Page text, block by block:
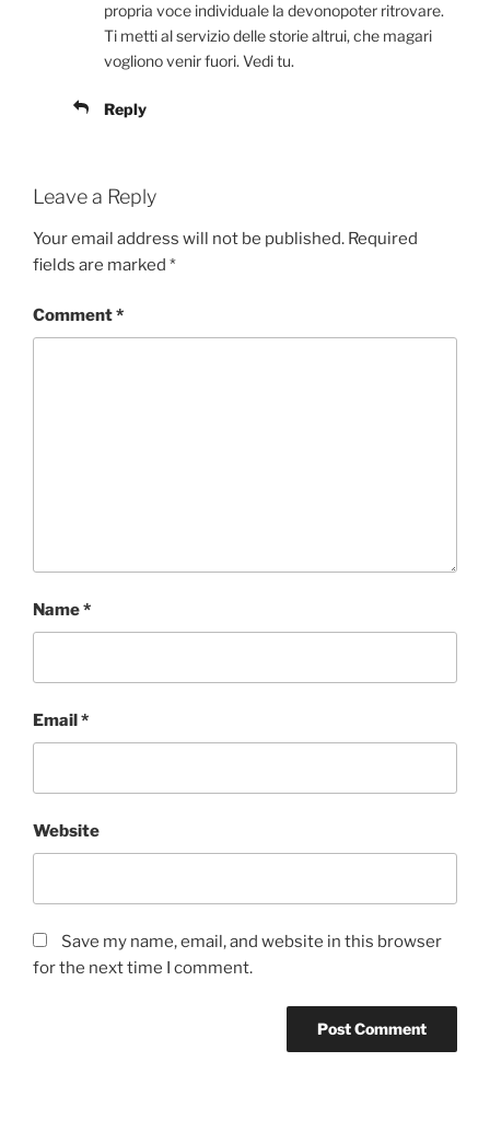
propria voce individuale la devonopoter ritrovare.
Ti metti al servizio delle storie altrui, che magari
vogliono venir fuori. Vedi tu.
Reply
Leave a Reply
Your email address will not be published. Required
fields are marked *
Comment*
Name*
Email*
Website
Save my name, email, and website in this browser
for the next time I comment.